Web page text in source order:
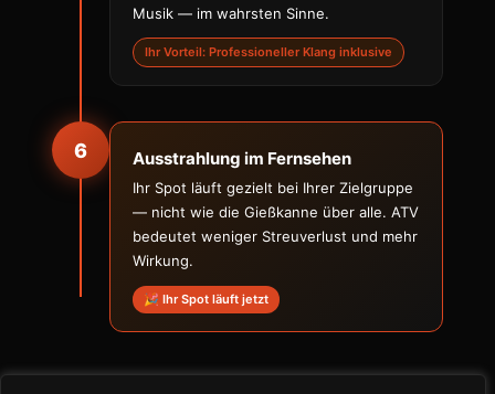
Musik — im wahrsten Sinne.
Ihr Vorteil: Professioneller Klang inklusive
6 Ausstrahlung im Fernsehen
Ihr Spot läuft gezielt bei Ihrer Zielgruppe
— nicht wie die Gießkanne über alle. ATV
bedeutet weniger Streuverlust und mehr
Wirkung.
🎉 Ihr Spot läuft jetzt